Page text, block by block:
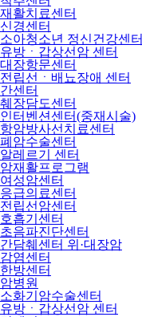
재활치료센터
신경센터
소아청소년 정신건강센터
유방ㆍ갑상선암 센터
대장항문센터
전립선ㆍ배뇨장애 센터
간센터
췌장담도센터
인터벤션센터(중재시술)
항암방사선치료센터
폐암수술센터
알레르기 센터
암재활프로그램
여성암센터
응급의료센터
전립선암센터
호흡기센터
초음파진단센터
간담췌센터 위·대장암
감염센터
한방센터
암병원
소화기암수술센터
유방ㆍ갑상선암 센터